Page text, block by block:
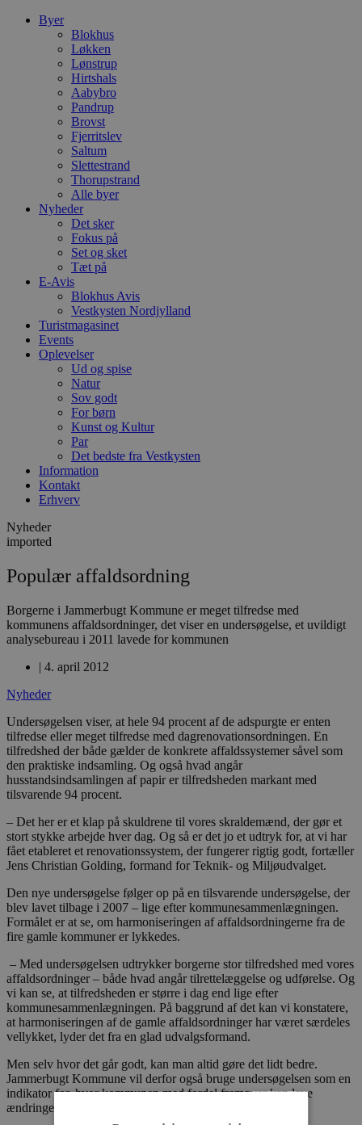
Byer
Blokhus
Løkken
Lønstrup
Hirtshals
Aabybro
Pandrup
Brovst
Fjerritslev
Saltum
Slettestrand
Thorupstrand
Alle byer
Nyheder
Det sker
Fokus på
Set og sket
Tæt på
E-Avis
Blokhus Avis
Vestkysten Nordjylland
Turistmagasinet
Events
Oplevelser
Ud og spise
Natur
Sov godt
For børn
Kunst og Kultur
Par
Det bedste fra Vestkysten
Information
Kontakt
Erhverv
Nyheder
imported
Populær affaldsordning
Borgerne i Jammerbugt Kommune er meget tilfredse med
kommunens affaldsordninger, det viser en undersøgelse, et uvildigt
analysebureau i 2011 lavede for kommunen
| 4. april 2012
Nyheder
Undersøgelsen viser, at hele 94 procent af de adspurgte er enten
tilfredse eller meget tilfredse med dagrenovationsordningen. En
tilfredshed der både gælder de konkrete affaldssystemer såvel som
den praktiske indsamling. Og også hvad angår
husstandsindsamlingen af papir er tilfredsheden markant med
tilsvarende 94 procent.
– Det her er et klap på skuldrene til vores skraldemænd, der gør et
stort stykke arbejde hver dag. Og så er det jo et udtryk for, at vi har
fået etableret et renovationssystem, der fungerer rigtig godt, fortæller
Jens Christian Golding, formand for Teknik- og Miljøudvalget.
Den nye undersøgelse følger op på en tilsvarende undersøgelse, der
blev lavet tilbage i 2007 – lige efter kommunesammenlægningen.
Formålet er at se, om harmoniseringen af affaldsordningerne fra de
fire gamle kommuner er lykkedes.
– Med undersøgelsen udtrykker borgerne stor tilfredshed med vores
affaldsordninger – både hvad angår tilrettelæggelse og udførelse. Og
vi kan se, at tilfredsheden er større i dag end lige efter
kommunesammenlægningen. På baggrund af det kan vi konstatere,
at harmoniseringen af de gamle affaldsordninger har været særdeles
vellykket, lyder det fra en glad udvalgsformand.
Men selv hvor det går godt, kan man altid gøre det lidt bedre.
Jammerbugt Kommune vil derfor også bruge undersøgelsen som en
indikator for, hvor kommunen med fordel fremover kan lave
ændringer på affaldsområdet.